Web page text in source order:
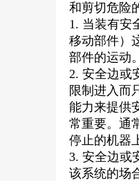
和剪切危险
1. 当装有安
移动部件）
部件的运动
2. 安全边或
限制进入而
能力来提供
常重要。通
停止的机器
3. 安全边或
该系统的场